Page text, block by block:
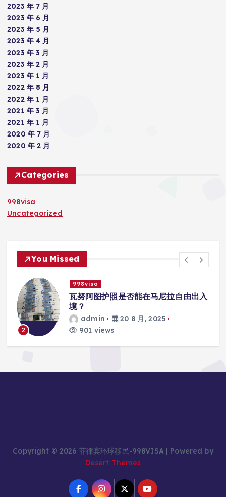
2023 年 7 月
2023 年 6 月
2023 年 5 月
2023 年 4 月
2023 年 3 月
2023 年 2 月
2023 年 1 月
2022 年 8 月
2022 年 1 月
2021 年 3 月
2021 年 1 月
2020 年 7 月
2020 年 2 月
Categories
998visa
Uncategorized
You Missed
出入
998visa
瓦努阿图护照是否能在马尼拉使用国际
admin
20 8 月, 2025
816 views
Copyright © 2026 菲律宾环球移民-998VISA | Powered by
Desert Themes